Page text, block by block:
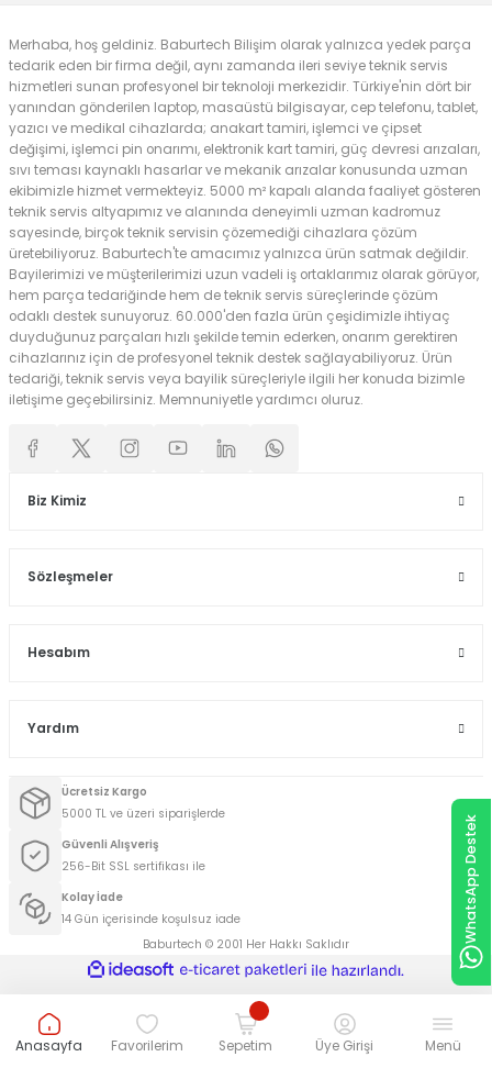
Merhaba, hoş geldiniz. Baburtech Bilişim olarak yalnızca yedek parça
tedarik eden bir firma değil, aynı zamanda ileri seviye teknik servis
hizmetleri sunan profesyonel bir teknoloji merkezidir. Türkiye'nin dört bir
yanından gönderilen laptop, masaüstü bilgisayar, cep telefonu, tablet,
yazıcı ve medikal cihazlarda; anakart tamiri, işlemci ve çipset
değişimi, işlemci pin onarımı, elektronik kart tamiri, güç devresi arızaları,
sıvı teması kaynaklı hasarlar ve mekanik arızalar konusunda uzman
ekibimizle hizmet vermekteyiz. 5000 m² kapalı alanda faaliyet gösteren
teknik servis altyapımız ve alanında deneyimli uzman kadromuz
sayesinde, birçok teknik servisin çözemediği cihazlara çözüm
üretebiliyoruz. Baburtech'te amacımız yalnızca ürün satmak değildir.
Bayilerimizi ve müşterilerimizi uzun vadeli iş ortaklarımız olarak görüyor,
hem parça tedariğinde hem de teknik servis süreçlerinde çözüm
odaklı destek sunuyoruz. 60.000'den fazla ürün çeşidimizle ihtiyaç
duyduğunuz parçaları hızlı şekilde temin ederken, onarım gerektiren
cihazlarınız için de profesyonel teknik destek sağlayabiliyoruz. Ürün
tedariği, teknik servis veya bayilik süreçleriyle ilgili her konuda bizimle
iletişime geçebilirsiniz. Memnuniyetle yardımcı oluruz.
Biz Kimiz
Sözleşmeler
Hesabım
Yardım
Ücretsiz Kargo
5000 TL ve üzeri siparişlerde
Güvenli Alışveriş
256-Bit SSL sertifikası ile
Kolay İade
14 Gün içerisinde koşulsuz iade
Baburtech © 2001 Her Hakkı Saklıdır
WhatsApp Destek
Anasayfa Favorilerim Sepetim Üye Girişi Menü
ideasoft
e-
hazırlandı.